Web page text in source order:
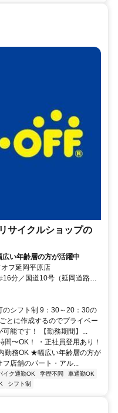
サイクルショップの
広い年齢層の方が活躍中
フ延岡平原店
分／国道10号（延岡道路）
のシフト制 9：30～20：30の
とに作成するのでプライベー
能です！ 【勤務期間】...
〜OK！ ・正社員登用あり！
勤務OK ★幅広い年齢層の方が
店舗のパート・アル...
イク通勤OK 学歴不問
車通勤OK
シフト制